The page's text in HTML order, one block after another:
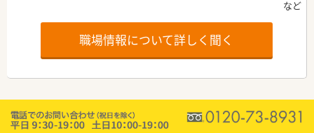
職場情報について詳しく聞く